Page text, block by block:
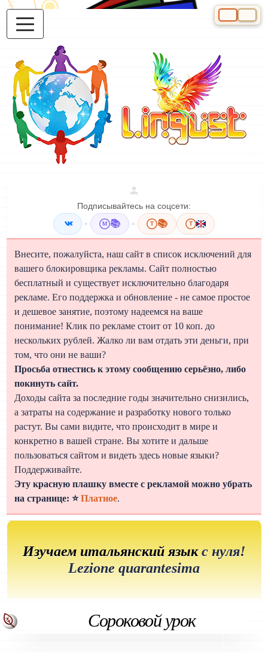
Подписывайтесь на соцсети:
• M 📚 • T 📚 T
Внесите, пожалуйста, наш сайт в список исключений для
вашего блокировщика рекламы. Сайт полностью
бесплатный и существует исключительно благодаря
рекламе. Его поддержка и обновление - не самое простое
и дешевое занятие, поэтому надеемся на ваше
понимание! Клик по рекламе стоит от 10 коп. до
нескольких рублей. Жалко ли вам отдать эти деньги, при
том, что они не ваши?
Просьба отнестись к этому сообщению серьёзно, либо
покинуть сайт.
Доходы сайта за последние годы значительно снизились,
а затраты на содержание и разработку нового только
растут. Вы сами видите, что происходит в мире и
конкретно в вашей стране. Вы хотите и дальше
пользоваться сайтом и видеть здесь новые языки?
Поддерживайте.
Эту красную плашку вместе с рекламой можно убрать
на странице: ⭐Платное.
Изучаем итальянский языкс нуля!
Lezione quarantesima
Сороковой урок